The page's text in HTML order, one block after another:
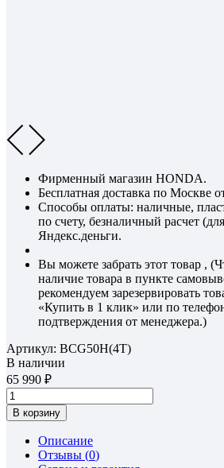
Фирменный магазин HONDA.
Бесплатная доставка по Москве
Способы оплаты: наличные,
по счету, безналичный расчет
Яндекс.деньги.
Вы можете забрать этот товар ,
наличие товара в пункте
рекомендуем зарезервировать
«Купить в 1 клик» или по
подтверждения от менеджера.)
Артикул: BCG50H(4T)
В наличии
65 990
В корзину
Описание
Отзывы (0)